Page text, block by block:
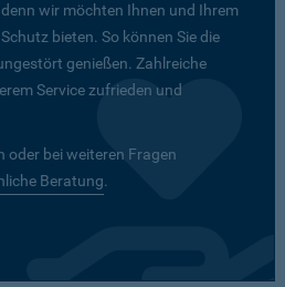
wir möchten Ihnen und Ihrem
bieten. So können Sie die
genießen. Zahlreiche
Service zufrieden und
bei weiteren Fragen
Beratung.